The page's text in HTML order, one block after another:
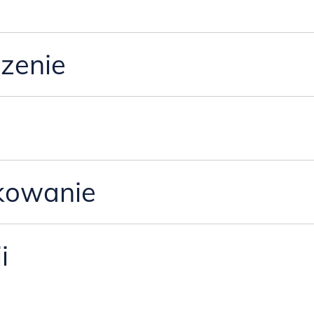
ręcznie, więc należy przyjąć tolerancję wymiarową +/- 1cm.
okleiny drewnianej.
do złożenia lub w całości, w zależności od